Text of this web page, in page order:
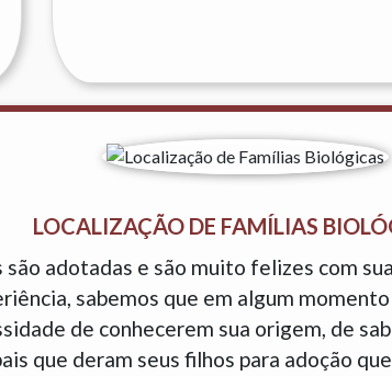
LOCALIZAÇÃO DE FAMÍLIAS
adotadas e são muito felizes com
sabemos que em algum
de conhecerem sua origem, de
que deram seus filhos para adoção